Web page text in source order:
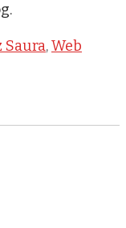
Saura,Web